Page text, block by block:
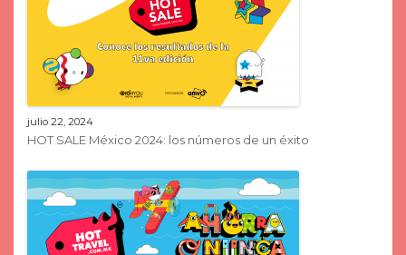
julio 22, 2024
HOT SALE México 2024: los números de un éxito